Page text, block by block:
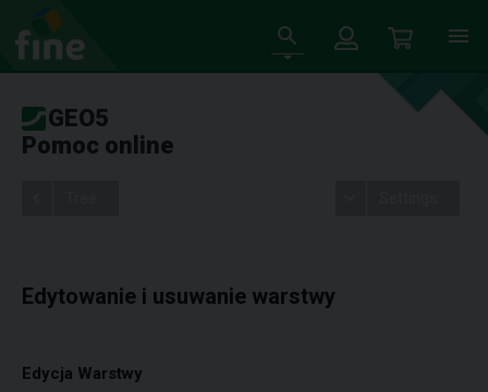
GEO5
Pomoc online
Edytowanie i usuwanie warstwy
Edycja Warstwy